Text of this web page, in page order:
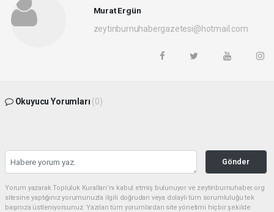
Murat Ergün
zeytinburnuhabergazetesi@hotmail.com
Okuyucu Yorumları (0)
Gönder
Yorum yazarak Topluluk Kuralları’nı kabul etmiş bulunuyor ve zeytinburnuhaber.org
sitesine yaptığınız yorumunuzla ilgili doğrudan veya dolaylı tüm sorumluluğu tek
başınıza üstleniyorsunuz. Yazılan tüm yorumlardan site yönetimi hiçbir şekilde